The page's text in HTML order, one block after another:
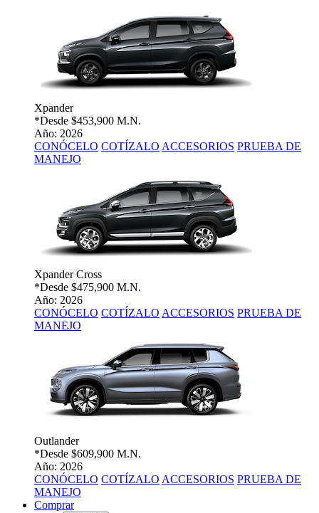
Xpander
*Desde $453,900 M.N.
Año: 2026
CONÓCELO COTÍZALO ACCESORIOS PRUEBA DE
MANEJO
Xpander Cross
*Desde $475,900 M.N.
Año: 2026
CONÓCELO COTÍZALO ACCESORIOS PRUEBA DE
MANEJO
Outlander
*Desde $609,900 M.N.
Año: 2026
CONÓCELO COTÍZALO ACCESORIOS PRUEBA DE
MANEJO
Comprar